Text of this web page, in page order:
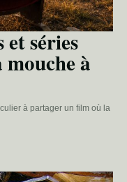
séries
mouche à
à partager un film où la